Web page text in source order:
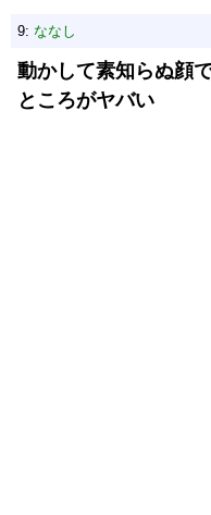
9: ななし
動かして素知らぬ顔
ところがヤバい